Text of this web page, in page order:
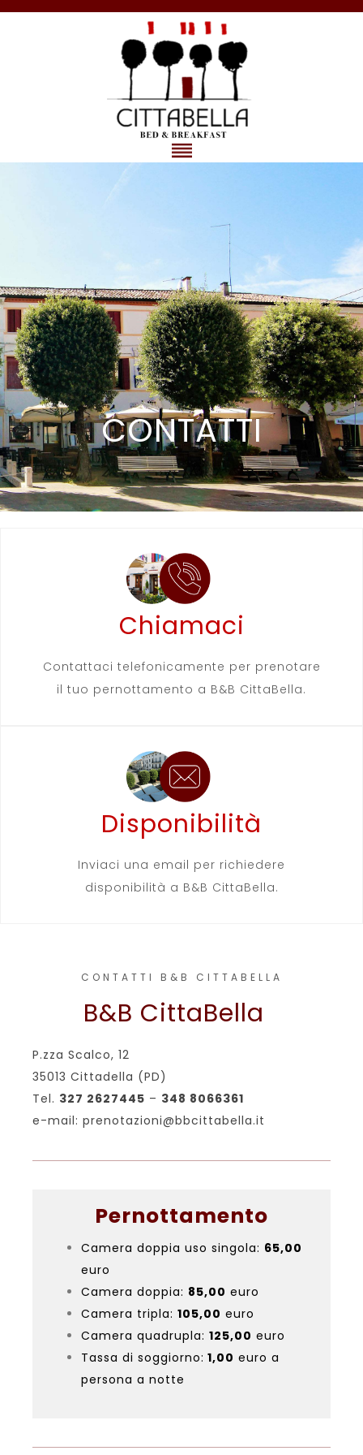
CONTATTI
Chiamaci
Contattaci telefonicamente per prenotare
il tuo pernottamento a B&B CittaBella.
Disponibilità
Inviaci una email per richiedere
disponibilità a B&B CittaBella.
CONTATTI B&B CITTABELLA
B&B CittaBella
P.zza Scalco, 12
35013 Cittadella (PD)
Tel. 327 2627445 – 348 8066361
e-mail: prenotazioni@bbcittabella.it
Pernottamento
Camera doppia uso singola: 65,00
euro
Camera doppia: 85,00 euro
Camera tripla: 105,00 euro
Camera quadrupla: 125,00 euro
Tassa di soggiorno: 1,00 euro a
persona a notte